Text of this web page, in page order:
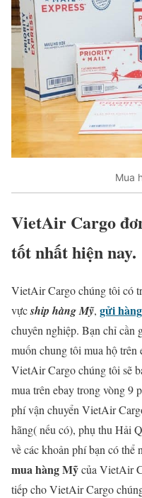
Mua
VietAir Cargo
tốt nhất hiện nay.
VietAir Cargo chúng tôi có
vựcship hàng Mỹ, gửi
chuyên nghiệp. Bạn chỉ cần
muốn chung tôi mua hộ
VietAir Cargo chúng tôi sẽ
mua trên ebay trong vòng 9
phí vận chuyển VietAir
hãng( nếu có), phụ thu Hải
về các khoản phí bạn có thể
mua hàng Mỹcủa VietAir
tiếp cho VietAir Cargo